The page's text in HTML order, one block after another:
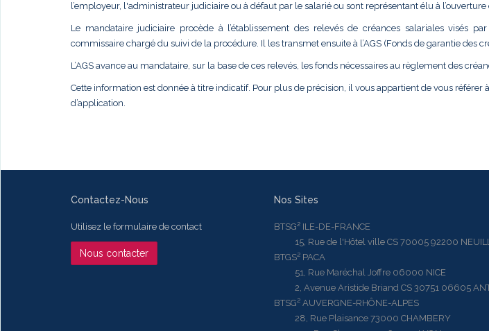
l’employeur, l'administrateur judiciaire ou à défaut par le salarié ou sont représentant élu à
Le mandataire judiciaire procède à l’établissement des relevés de créances salariales visés
commissaire chargé du suivi de la procédure. Il les transmet ensuite à l’AGS (Fonds de garantie des
L’AGS avance au mandataire, sur la base de ces relevés, les fonds nécessaires au règlement des
Cette information est donnée à titre indicatif. Pour plus de précision, il vous appartient de vous référer
d’application.
Contactez-Nous
Utilisez le formulaire de contact
Nous contacter
Nos Sites
BTSG² ILE-DE-FRANCE
15, Rue de l'Hôtel ville CS 70005 92200
BTGS² PACA
51, Rue Maréchal Joffre 06000 NICE
2, Avenue Aristide Briand CS 30751 06605
BTSG² AUVERGNE-RHÔNE-ALPES
28, Rue Plaisance 73000 CHAMBERY